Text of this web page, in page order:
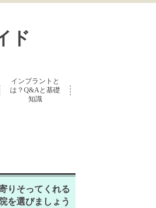
ド
インプラントと
は？Q&Aと基礎
知識
りそってくれる
を選びましょう